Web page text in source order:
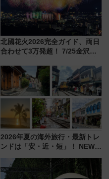
北國花火2026完全ガイド、両日
合わせて3万発超！ 7/25金沢大
会の日程・アクセス・観覧席ま
とめ（石川県）
2026年夏の海外旅行・最新トレ
ンドは「安・近・短」！ NEWT
渡航先TOP5とは？ 円安時代の
旅行術